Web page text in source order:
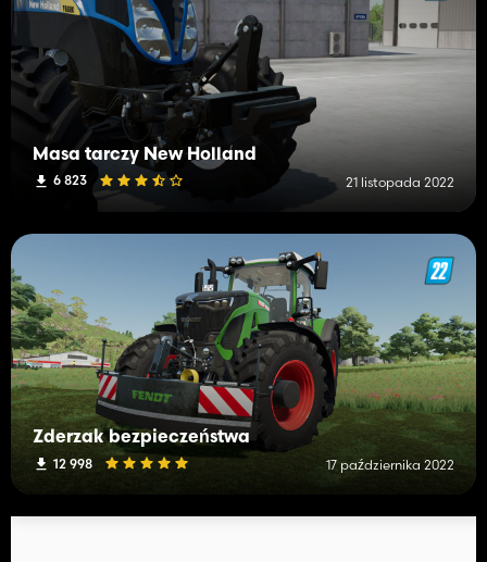
Masa tarczy New Holland
6 823 21 listopada 2022
Zderzak bezpieczeństwa
12 998 17 października 2022